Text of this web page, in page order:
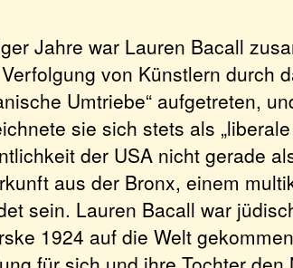
Jahre war Lauren Bacall
von Künstlern durch
Umtriebe“ aufgetreten,
sie sich stets als
der USA nicht gerade
aus der Bronx, einem
sein. Lauren Bacall war
1924 auf die Welt